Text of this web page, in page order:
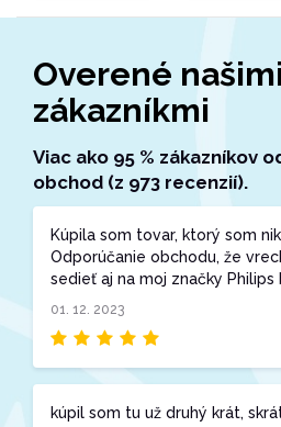
Overené
zákazníkmi
Viac ako 95 % zákazníkov
obchod (z 973 recenzií).
Kúpila som tovar, ktorý som
Odporúčanie obchodu, že
sedieť aj na moj značky Philips
01. 12. 2023
kúpil som tu už druhý krát,